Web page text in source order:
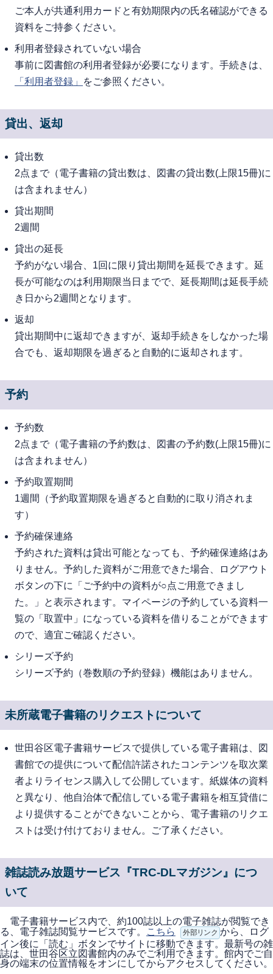
ご本人が共通利用カードと有効期限内の氏名確認ができる
資料をご持参ください。
利用者登録されていない場合
事前に図書館の利用者登録が必要になります。手続きは、
「利用者登録」
をご参照ください。
貸出、返却
貸出数
2点まで（電子書籍の貸出数は、図書の貸出数(上限15冊)に
は含まれません）
貸出期間
2週間
貸出の延長
予約がない場合、1回に限り貸出期間を延長できます。延
長が可能なのは利用期限当日までで、延長期間は延長手続
き日から2週間となります。
返却
貸出期間中に返却できますが、返却手続きをしなかった場
合でも、返却期限を過ぎると自動的に返却されます。
予約
予約数
2点まで（電子書籍の予約数は、図書の予約数(上限15冊)に
は含まれません）
予約取置期間
1週間（予約取置期限を過ぎると自動的に取り消されま
す）
予約確保連絡
予約された資料は貸出可能となっても、予約確保連絡はあ
りません。予約した資料がご用意できた場合、ログアウト
ボタンの下に「ご予約中の資料が○点ご用意できまし
た。」と表示されます。マイページの予約している資料一
覧の「取置中」になっている資料を借りることができます
ので、適宜ご確認ください。
シリーズ予約
シリーズ予約（巻数順の予約登録）機能はありません。
未所蔵電子書籍のリクエストについて
世田谷区電子書籍サービスで提供している電子書籍は、図
書館での提供について配信許諾されたコンテンツを取次業
者よりライセンス購入して公開しています。紙媒体の資料
と異なり、他自治体で配信している電子書籍を相互貸借に
より提供することができないことから、電子書籍のリクエ
ストは受け付けておりません。ご了承ください。
雑誌読み放題サービス『TRC-DLマガジン』につ
いて
電子書籍サービス内で、約100誌以上の電子雑誌が閲覧でき
る、電子雑誌閲覧サービスです。
こちら 外部リンク から、ログ
イン後に「読む」ボタンでサイトに移動できます。最新号の雑
誌は、世田谷区立図書館内のみでご利用できます。館内でご自
身の端末の位置情報をオンにしてからアクセスしてください。